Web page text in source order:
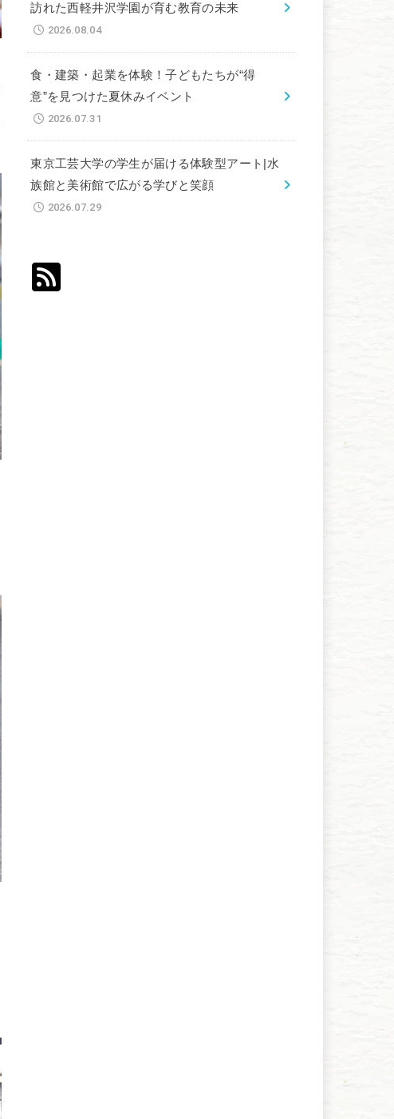
訪れた西軽井沢学園が育む教育の未来
2026.08.04
食・建築・起業を体験！子どもたちが“得
意”を見つけた夏休みイベント
2026.07.31
東京工芸大学の学生が届ける体験型アート|水
族館と美術館で広がる学びと笑顔
2026.07.29